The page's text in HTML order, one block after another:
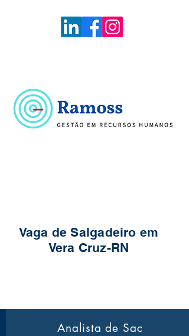
Vaga de Salgadeiro em
Vera Cruz-RN
Analista de Sac